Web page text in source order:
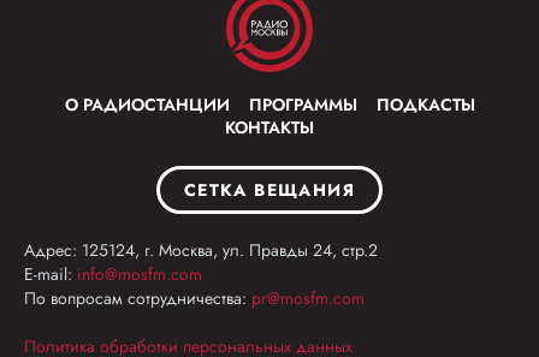
О РАДИОСТАНЦИИ ПРОГРАММЫ
ПОДКАСТЫ
КОНТАКТЫ
СЕТКА ВЕЩАНИЯ
Адрес: 125124, г. Москва, ул. Правды 24, стр.2
E-mail: info@mosfm.com
По вопросам сотрудничества: pr@mosfm.com
Политика обработки персональных данных